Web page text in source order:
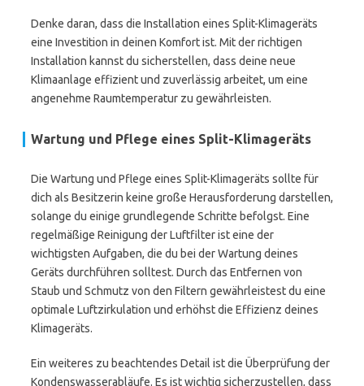
Denke daran, dass die Installation eines Split-Klimageräts
eine Investition in deinen Komfort ist. Mit der richtigen
Installation kannst du sicherstellen, dass deine neue
Klimaanlage effizient und zuverlässig arbeitet, um eine
angenehme Raumtemperatur zu gewährleisten.
Wartung und Pflege eines Split-Klimageräts
Die Wartung und Pflege eines Split-Klimageräts sollte für
dich als Besitzerin keine große Herausforderung darstellen,
solange du einige grundlegende Schritte befolgst. Eine
regelmäßige Reinigung der Luftfilter ist eine der
wichtigsten Aufgaben, die du bei der Wartung deines
Geräts durchführen solltest. Durch das Entfernen von
Staub und Schmutz von den Filtern gewährleistest du eine
optimale Luftzirkulation und erhöhst die Effizienz deines
Klimageräts.
Ein weiteres zu beachtendes Detail ist die Überprüfung der
Kondenswasserabläufe. Es ist wichtig sicherzustellen, dass